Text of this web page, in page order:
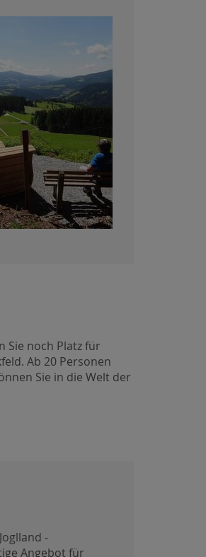
Sie noch Platz für
Ab 20 Personen
Sie in die Welt der
-
Angebot für